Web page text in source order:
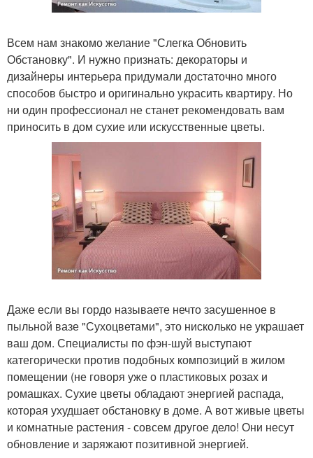
Всем нам знакомо желание "Слегка Обновить
Обстановку". И нужно признать: декораторы и
дизайнеры интерьера придумали достаточно много
способов быстро и оригинально украсить квартиру. Но
ни один профессионал не станет рекомендовать вам
приносить в дом сухие или искусственные цветы.
Даже если вы гордо называете нечто засушенное в
пыльной вазе "Сухоцветами", это нисколько не украшает
ваш дом. Специалисты по фэн-шуй выступают
категорически против подобных композиций в жилом
помещении (не говоря уже о пластиковых розах и
ромашках. Сухие цветы обладают энергией распада,
которая ухудшает обстановку в доме. А вот живые цветы
и комнатные растения - совсем другое дело! Они несут
обновление и заряжают позитивной энергией.